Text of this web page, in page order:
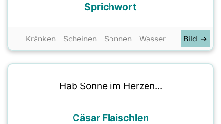
Sprichwort
Kränken Scheinen Sonnen Wasser Bild →
Hab Sonne im Herzen...
Cäsar Flaischlen